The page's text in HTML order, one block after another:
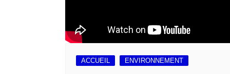
ACCUEIL ENVIRONNEMENT